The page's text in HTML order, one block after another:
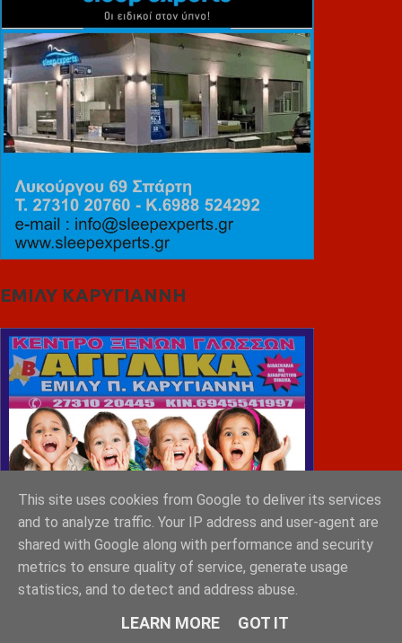
ΕΜΙΛΥ ΚΑΡΥΓΙΑΝΝΗ
This site uses cookies from Google to deliver its services
and to analyze traffic. Your IP address and user-agent are
shared with Google along with performance and security
metrics to ensure quality of service, generate usage
statistics, and to detect and address abuse.
LEARN MORE GOT IT